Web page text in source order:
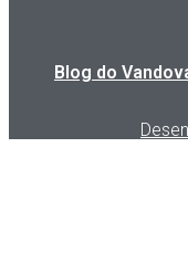
Blog do